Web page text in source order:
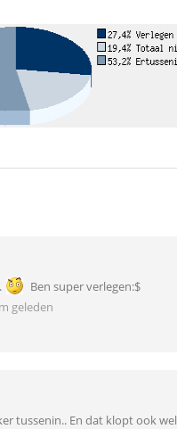
Ben super verlegen:$
geleden
tussenin.. En dat klopt ook wel